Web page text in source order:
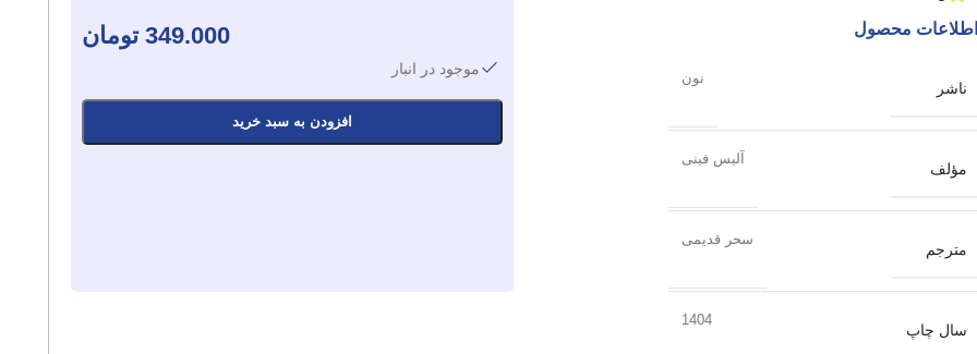
اطلاعات محصول
ناشر
نون
مؤلف
آلیس فینی
مترجم
سحر قدیمی
سال چاپ
1404
349.000 تومان
موجود در انبار
افزودن به سبد خرید